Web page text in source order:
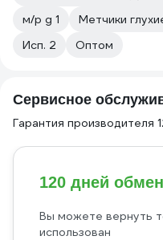
м/р g 1
Метчики
Исп. 2
Оптом
Сервисное
Гарантия производителя
120 дней
Вы можете вернуть
использован